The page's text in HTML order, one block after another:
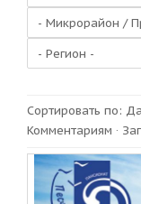
Сортировать по:
Комментариям ·